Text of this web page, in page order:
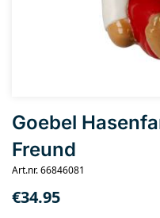
Goebel
Freund
Art.nr. 66846081
€34.95